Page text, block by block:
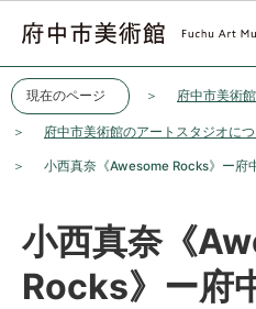
現在のページ 府中市美術館
府中市美術館のアートスタジオに
小西真奈《Awesome Rocks》ー府
小西真奈《
Rocks》ー府